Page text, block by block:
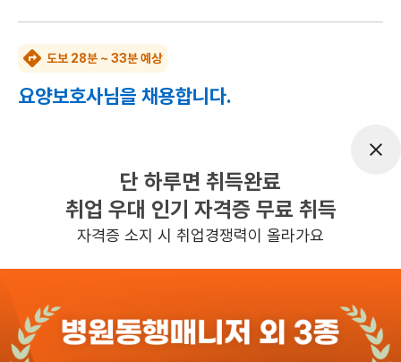
도보 28분 ~ 33분 예상
요양보호사님을 채용합니다.
평일 : 근무시간
매주 일요일
근무시간 (8:00~20:00분)
, 주 1일 근무
관심 일자리정보 더보기
단 하루면 취득완료
취업 우대 인기 자격증 무료 취득
자격증 소지 시 취업경쟁력이 올라가요